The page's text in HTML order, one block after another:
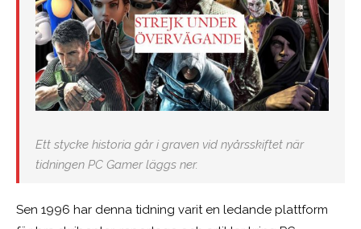
Ett stycke historia går i graven vid nyårsskiftet när
tidningen PC Gamer läggs ner.
Sen 1996 har denna tidning varit en ledande plattform